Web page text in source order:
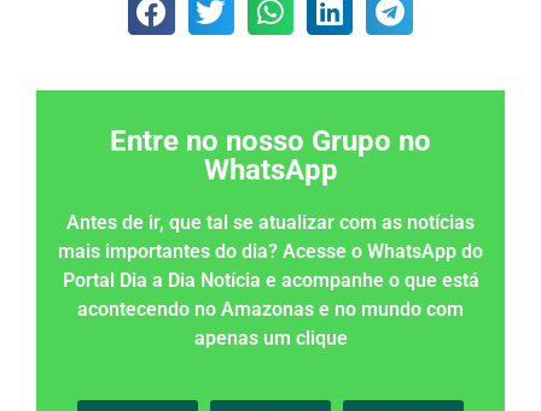
Entre no nosso Grupo no
WhatsApp
Antes de ir, que tal se atualizar com as notícias
mais importantes do dia? Acesse o WhatsApp do
Portal Dia a Dia Notícia e acompanhe o que está
acontecendo no Amazonas e no mundo com
apenas um clique